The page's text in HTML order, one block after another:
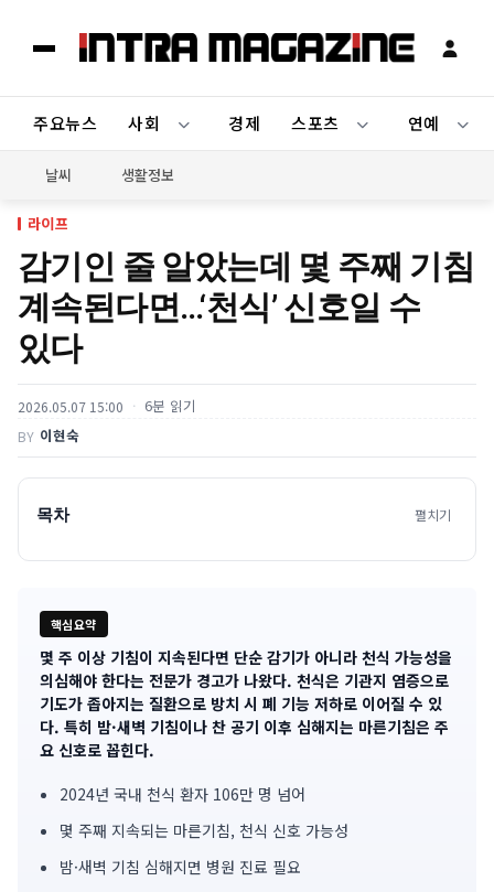
주요뉴스 사회 경제 스포츠 연예
날씨 생활정보
라이프
감기인 줄 알았는데 몇 주째 기침
계속된다면…‘천식’ 신호일 수
있다
2026.05.07 15:00 6분 읽기
BY 이현숙
목차 펼치기
핵심요약
기
사
핵
심
요
약
몇 주 이상 기침이 지속된다면 단순 감기가 아니라 천식 가능성을
의심해야 한다는 전문가 경고가 나왔다. 천식은 기관지 염증으로
기도가 좁아지는 질환으로 방치 시 폐 기능 저하로 이어질 수 있
다. 특히 밤·새벽 기침이나 찬 공기 이후 심해지는 마른기침은 주
요 신호로 꼽힌다.
2024년 국내 천식 환자 106만 명 넘어
몇 주째 지속되는 마른기침, 천식 신호 가능성
밤·새벽 기침 심해지면 병원 진료 필요